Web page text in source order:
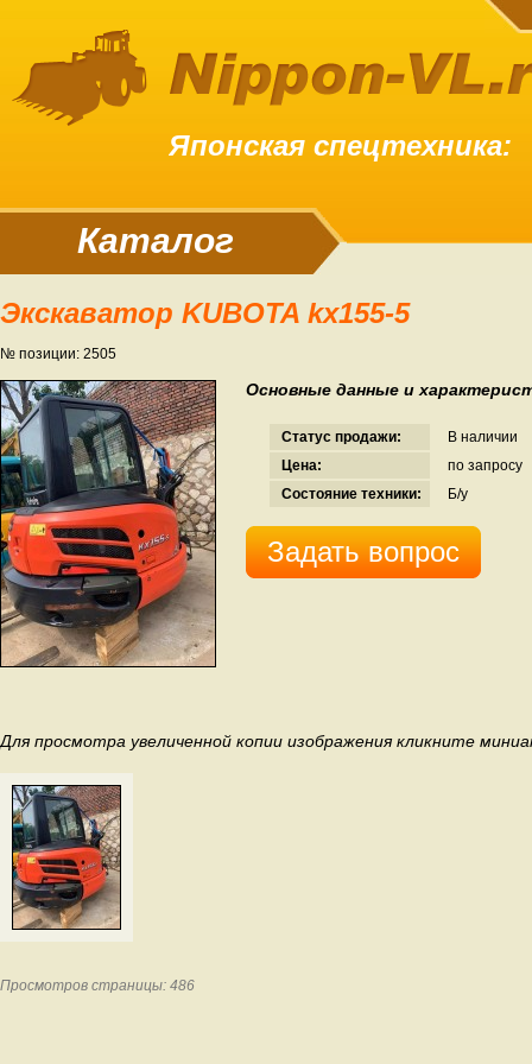
Японская спецтехника:
Каталог
Экскаватор KUBOTA kx155-5
№ позиции: 2505
Основные данные и
Статус продажи:
В наличии
Цена:
по запросу
Состояние техники:
Б/у
Задать вопрос
Для просмотра увеличенной копии изображения кликните
Просмотров страницы: 486